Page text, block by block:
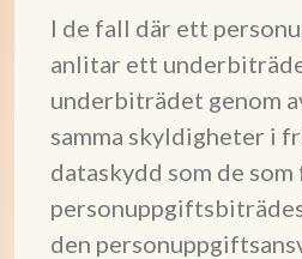
I de fall där ett
anlitar ett
underbiträdet genom
samma skyldigheter i
dataskydd som de
den